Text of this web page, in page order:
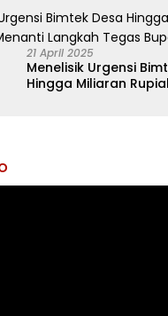
21 April 2025
Menelisik Urgensi
Hingga Miliaran